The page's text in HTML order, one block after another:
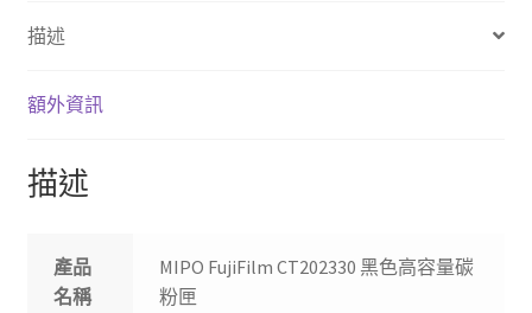
匣
量
描述
額外資訊
描述
產品
名稱
MIPO FujiFilm CT202330 黑色高容量碳
粉匣